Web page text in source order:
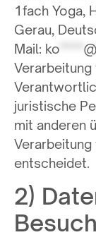
1fach Yoga,
Gerau,
Mail: ko @
juristische
mit anderen
entscheidet.
2)